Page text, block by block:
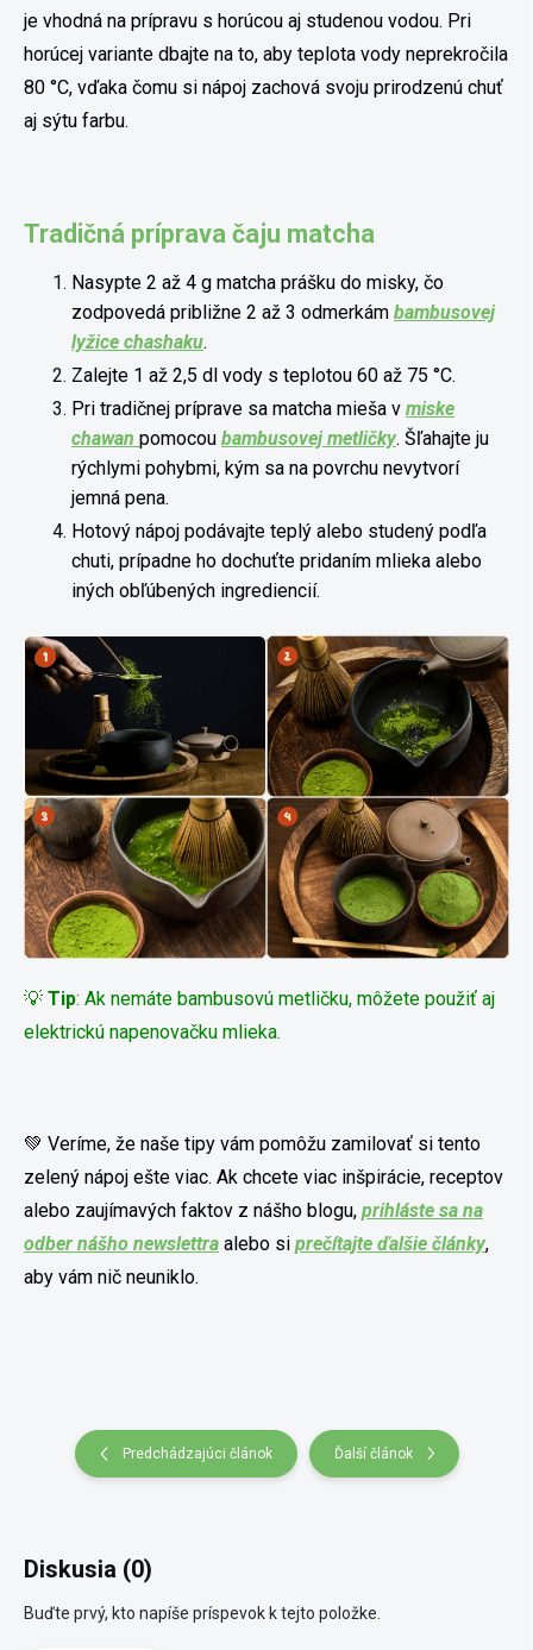
je vhodná na prípravu s horúcou aj studenou vodou. Pri
horúcej variante dbajte na to, aby teplota vody neprekročila
80 °C, vďaka čomu si nápoj zachová svoju prirodzenú chuť
aj sýtu farbu.
Tradičná príprava čaju matcha
Nasypte 2 až 4 g matcha prášku do misky, čo
zodpovedá približne 2 až 3 odmerkám bambusovej
lyžice chashaku.
Zalejte 1 až 2,5 dl vody s teplotou 60 až 75 °C.
Pri tradičnej príprave sa matcha mieša v miske
chawan pomocou bambusovej metličky. Šľahajte ju
rýchlymi pohybmi, kým sa na povrchu nevytvorí
jemná pena.
Hotový nápoj podávajte teplý alebo studený podľa
chuti, prípadne ho dochuťte pridaním mlieka alebo
iných obľúbených ingrediencií.
💡 Tip: Ak nemáte bambusovú metličku, môžete použiť aj
elektrickú napenovačku mlieka.
💚 Veríme, že naše tipy vám pomôžu zamilovať si tento
zelený nápoj ešte viac. Ak chcete viac inšpirácie, receptov
alebo zaujímavých faktov z nášho blogu, prihláste sa na
odber nášho newslettra alebo si prečítajte ďalšie články,
aby vám nič neuniklo.
Predchádzajúci článok Ďalší článok
Diskusia (0)
Buďte prvý, kto napíše príspevok k tejto položke.